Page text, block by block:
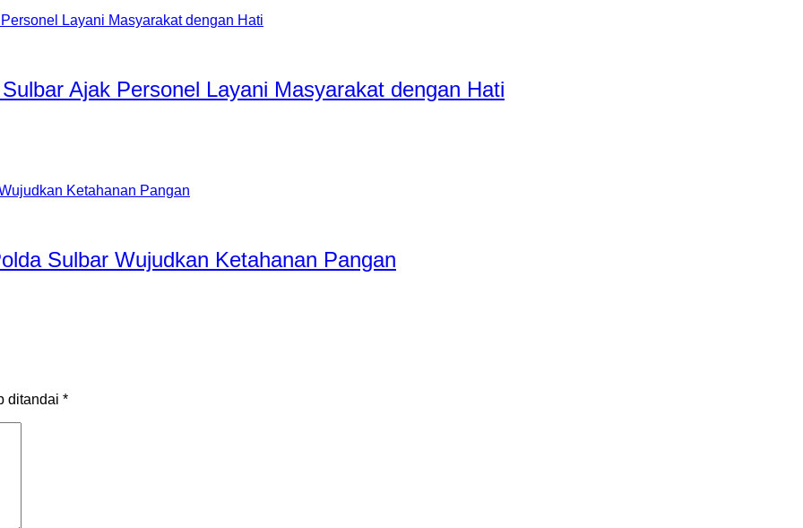
Ajak Personel Layani Masyarakat dengan Hati
Sulbar Wujudkan Ketahanan Pangan
ditandai *